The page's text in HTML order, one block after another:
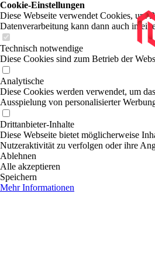
Cookie-Einstellungen
Diese Webseite verwendet Cookies, um
Datenverarbeitung kann dann auch in
Technisch notwendige
Diese Cookies sind zum Betrieb der
Analytische
Diese Cookies werden verwendet, um
Ausspielung von personalisierter
Drittanbieter-Inhalte
Diese Webseite bietet möglicherweise
Nutzeraktivität zu verfolgen oder ihre
Ablehnen
Alle akzeptieren
Speichern
Mehr Informationen